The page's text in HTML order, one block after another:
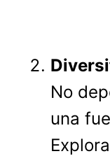
No
una